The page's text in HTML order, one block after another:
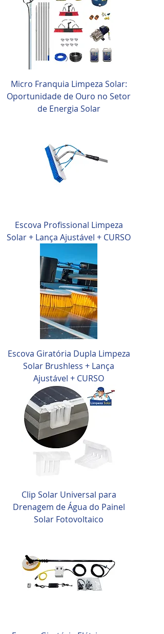
Micro Franquia Limpeza Solar:
Oportunidade de Ouro no Setor
de Energia Solar
Escova Profissional Limpeza
Solar + Lança Ajustável + CURSO
Escova Giratória Dupla Limpeza
Solar Brushless + Lança
Ajustável + CURSO
Clip Solar Universal para
Drenagem de Água do Painel
Solar Fotovoltaico